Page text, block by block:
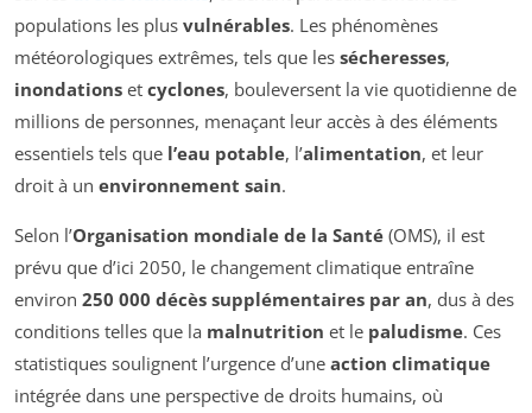
populations les plus vulnérables. Les phénomènes
météorologiques extrêmes, tels que les sécheresses,
inondations et cyclones, bouleversent la vie quotidienne de
millions de personnes, menaçant leur accès à des éléments
essentiels tels que l’eau potable, l’alimentation, et leur
droit à un environnement sain.
Selon l’Organisation mondiale de la Santé (OMS), il est
prévu que d’ici 2050, le changement climatique entraîne
environ 250 000 décès supplémentaires par an, dus à des
conditions telles que la malnutrition et le paludisme. Ces
statistiques soulignent l’urgence d’une action climatique
intégrée dans une perspective de droits humains, où